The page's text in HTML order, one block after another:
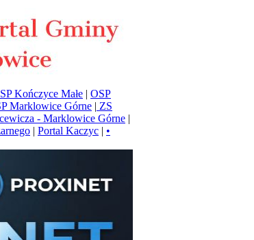
Kończyce Małe | OSP
Marklowice Górne | ZS
- Marklowice Górne |
| Portal Kaczyc | •